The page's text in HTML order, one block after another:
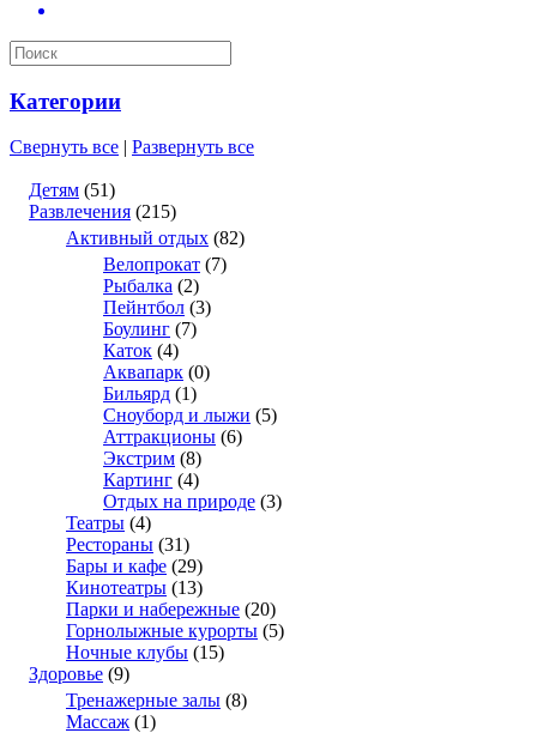
Категории
Свернуть все | Развернуть все
Детям (51)
Развлечения (215)
Активный отдых (82)
Велопрокат (7)
Рыбалка (2)
Пейнтбол (3)
Боулинг (7)
Каток (4)
Аквапарк (0)
Бильярд (1)
Сноуборд и лыжи (5)
Аттракционы (6)
Экстрим (8)
Картинг (4)
Отдых на природе (3)
Театры (4)
Рестораны (31)
Бары и кафе (29)
Кинотеатры (13)
Парки и набережные (20)
Горнолыжные курорты (5)
Ночные клубы (15)
Здоровье (9)
Тренажерные залы (8)
Массаж (1)